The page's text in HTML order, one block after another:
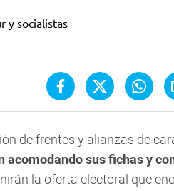
de frentes y alianzas de
acomodando sus fichas y
la oferta electoral que